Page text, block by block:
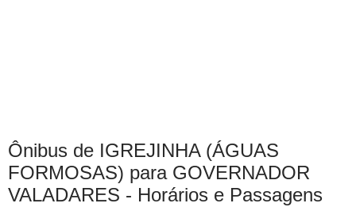
Ônibus de IGREJINHA (ÁGUAS
FORMOSAS) para GOVERNADOR
VALADARES - Horários e Passagens